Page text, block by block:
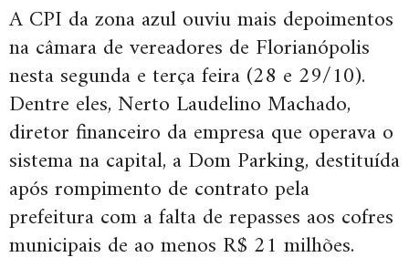
A CPI da zona azul ouviu mais depoimentos
na câmara de vereadores de Florianópolis
nesta segunda e terça feira (28 e 29/10).
Dentre eles, Nerto Laudelino Machado,
diretor financeiro da empresa que operava o
sistema na capital, a Dom Parking, destituída
após rompimento de contrato pela
prefeitura com a falta de repasses aos cofres
municipais de ao menos R$ 21 milhões.